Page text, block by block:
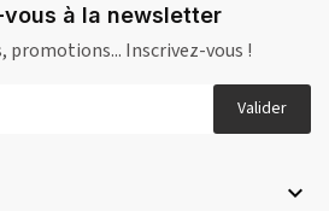
à la newsletter
promotions... Inscrivez-vous !
Valider
